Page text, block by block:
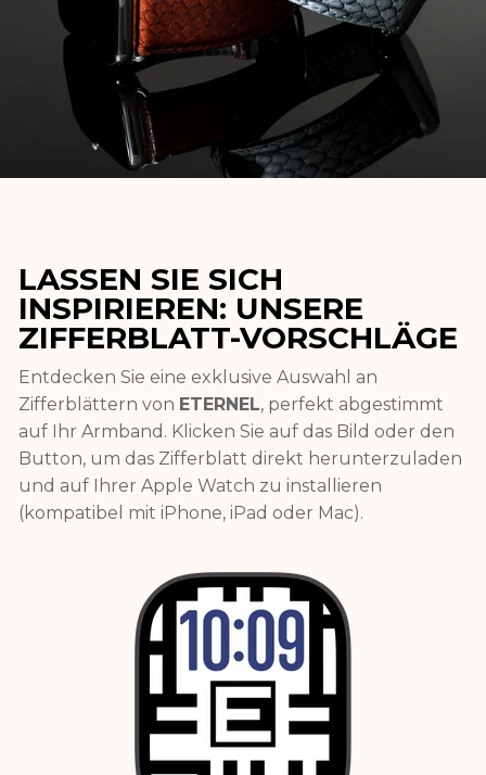
LASSEN SIE SICH
INSPIRIEREN: UNSERE
ZIFFERBLATT-VORSCHLÄGE
Entdecken Sie eine exklusive Auswahl an
Zifferblättern von ETERNEL, perfekt abgestimmt
auf Ihr Armband. Klicken Sie auf das Bild oder den
Button, um das Zifferblatt direkt herunterzuladen
und auf Ihrer Apple Watch zu installieren
(kompatibel mit iPhone, iPad oder Mac).